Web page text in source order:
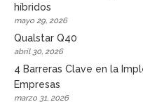
híbridos
mayo 29, 2026
Qualstar Q40
abril 30, 2026
4 Barreras Clave en la
Empresas
marzo 31, 2026